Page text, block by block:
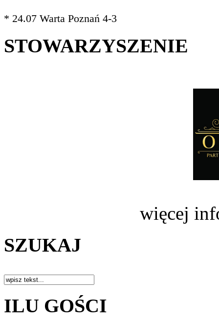
* 24.07 Warta Poznań 4-3
STOWARZYSZENIE
więcej
SZUKAJ
ILU GOŚCI